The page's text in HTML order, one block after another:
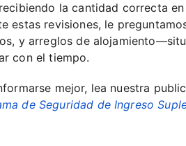
la cantidad correcta
estas revisiones, le
y arreglos de
con el tiempo.
mejor, lea nuestra
de Seguridad de Ingreso